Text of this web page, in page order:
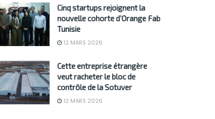
Cinq startups rejoignent la
nouvelle cohorte d’Orange Fab
Tunisie
12 MARS 2026
Cette entreprise étrangère
veut racheter le bloc de
contrôle de la Sotuver
12 MARS 2026